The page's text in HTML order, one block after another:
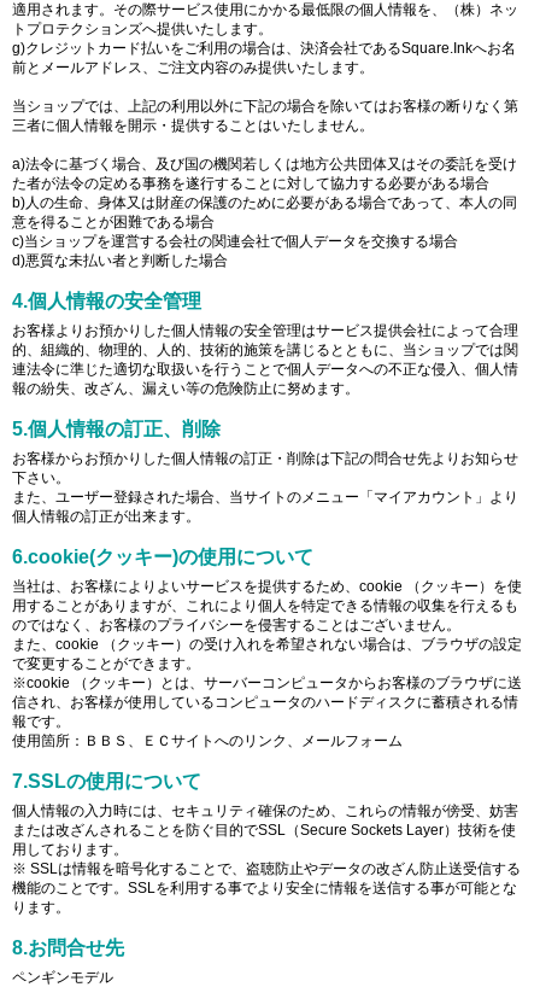
適用されます。その際サービス使用にかかる最低限の個人情報を、（株）ネッ
トプロテクションズへ提供いたします。
g)クレジットカード払いをご利用の場合は、決済会社であるSquare.Inkへお名
前とメールアドレス、ご注文内容のみ提供いたします。
当ショップでは、上記の利用以外に下記の場合を除いてはお客様の断りなく第
三者に個人情報を開示・提供することはいたしません。
a)法令に基づく場合、及び国の機関若しくは地方公共団体又はその委託を受け
た者が法令の定める事務を遂行することに対して協力する必要がある場合
b)人の生命、身体又は財産の保護のために必要がある場合であって、本人の同
意を得ることが困難である場合
c)当ショップを運営する会社の関連会社で個人データを交換する場合
d)悪質な未払い者と判断した場合
4.個人情報の安全管理
お客様よりお預かりした個人情報の安全管理はサービス提供会社によって合理
的、組織的、物理的、人的、技術的施策を講じるとともに、当ショップでは関
連法令に準じた適切な取扱いを行うことで個人データへの不正な侵入、個人情
報の紛失、改ざん、漏えい等の危険防止に努めます。
5.個人情報の訂正、削除
お客様からお預かりした個人情報の訂正・削除は下記の問合せ先よりお知らせ
下さい。
また、ユーザー登録された場合、当サイトのメニュー「マイアカウント」より
個人情報の訂正が出来ます。
6.cookie(クッキー)の使用について
当社は、お客様によりよいサービスを提供するため、cookie （クッキー）を使
用することがありますが、これにより個人を特定できる情報の収集を行えるも
のではなく、お客様のプライバシーを侵害することはございません。
また、cookie （クッキー）の受け入れを希望されない場合は、ブラウザの設定
で変更することができます。
※cookie （クッキー）とは、サーバーコンピュータからお客様のブラウザに送
信され、お客様が使用しているコンピュータのハードディスクに蓄積される情
報です。
使用箇所：ＢＢＳ、ＥＣサイトへのリンク、メールフォーム
7.SSLの使用について
個人情報の入力時には、セキュリティ確保のため、これらの情報が傍受、妨害
または改ざんされることを防ぐ目的でSSL（Secure Sockets Layer）技術を使
用しております。
※ SSLは情報を暗号化することで、盗聴防止やデータの改ざん防止送受信する
機能のことです。SSLを利用する事でより安全に情報を送信する事が可能とな
ります。
8.お問合せ先
ペンギンモデル